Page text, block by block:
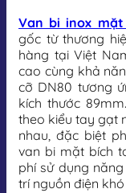
Van bi inox
gốc từ thương
hàng tại Việt
cao cùng khả
cỡ DN80 tương
kích thước
theo kiểu tay gạt
nhau, đặc biệt
van bi mặt bích
phí sử dụng
trí nguồn điện